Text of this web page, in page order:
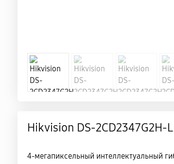
Hikvision DS-2CD2347G2H-
4-мегапиксельный интеллектуальный